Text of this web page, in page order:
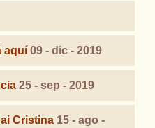
aquí 09 - dic - 2019
25 - sep - 2019
Cristina 15 - ago -